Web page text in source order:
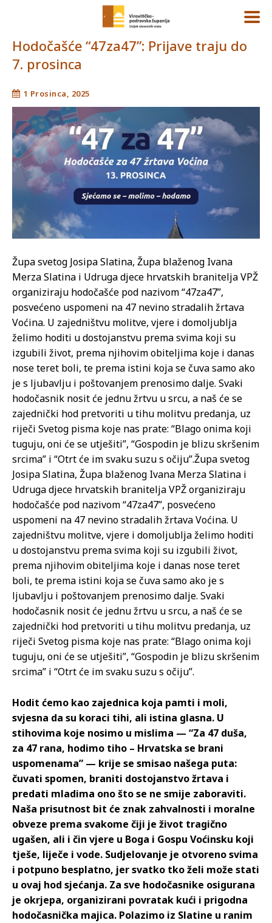
Hodočašće “47za47”: Prijave traju do
7. prosinca
1 Prosinca, 2025
Župa svetog Josipa Slatina, Župa blaženog Ivana
Merza Slatina i Udruga djece hrvatskih branitelja VPŽ
organiziraju hodočašće pod nazivom “47za47”,
posvećeno uspomeni na 47 nevino stradalih žrtava
Voćina. U zajedništvu molitve, vjere i domoljublja
želimo hoditi u dostojanstvu prema svima koji su
izgubili život, prema njihovim obiteljima koje i danas
nose teret boli, te prema istini koja se čuva samo ako
je s ljubavlju i poštovanjem prenosimo dalje. Svaki
hodočasnik nosit će jednu žrtvu u srcu, a naš će se
zajednički hod pretvoriti u tihu molitvu predanja, uz
riječi Svetog pisma koje nas prate: “Blago onima koji
tuguju, oni će se utješiti”, “Gospodin je blizu skršenim
srcima” i “Otrt će im svaku suzu s očiju”.Župa svetog
Josipa Slatina, Župa blaženog Ivana Merza Slatina i
Udruga djece hrvatskih branitelja VPŽ organiziraju
hodočašće pod nazivom “47za47”, posvećeno
uspomeni na 47 nevino stradalih žrtava Voćina. U
zajedništvu molitve, vjere i domoljublja želimo hoditi
u dostojanstvu prema svima koji su izgubili život,
prema njihovim obiteljima koje i danas nose teret
boli, te prema istini koja se čuva samo ako je s
ljubavlju i poštovanjem prenosimo dalje. Svaki
hodočasnik nosit će jednu žrtvu u srcu, a naš će se
zajednički hod pretvoriti u tihu molitvu predanja, uz
riječi Svetog pisma koje nas prate: “Blago onima koji
tuguju, oni će se utješiti”, “Gospodin je blizu skršenim
srcima” i “Otrt će im svaku suzu s očiju”.
Hodit ćemo kao zajednica koja pamti i moli,
svjesna da su koraci tihi, ali istina glasna. U
stihovima koje nosimo u mislima — “Za 47 duša,
za 47 rana, hodimo tiho – Hrvatska se brani
uspomenama” — krije se smisao našega puta:
čuvati spomen, braniti dostojanstvo žrtava i
predati mladima ono što se ne smije zaboraviti.
Naša prisutnost bit će znak zahvalnosti i moralne
obveze prema svakome čiji je život tragično
ugašen, ali i čin vjere u Boga i Gospu Voćinsku koji
tješe, liječe i vode. Sudjelovanje je otvoreno svima
i potpuno besplatno, jer svatko tko želi može stati
u ovaj hod sjećanja. Za sve hodočasnike osigurana
je okrjepa, organizirani povratak kući i prigodna
hodočasnička majica. Polazimo iz Slatine u ranim